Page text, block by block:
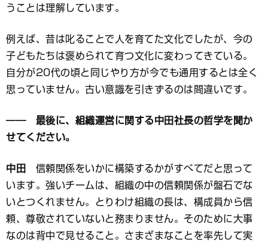
うことは理解しています。
例えば、昔は叱ることで人を育てた文化でしたが、今の
子どもたちは褒められて育つ文化に変わってきている。
自分が20代の頃と同じやり方が今でも通用するとは全く
思っていません。古い意識を引きずるのは間違いです。
―― 最後に、組織運営に関する中田社長の哲学を聞か
せてください。
中田
信頼関係をいかに構築するかがすべてだと思って
います。強いチームは、組織の中の信頼関係が盤石でな
いとつくれません。とりわけ組織の長は、構成員から信
頼、尊敬されていないと務まりません。そのために大事
なのは背中で見せること。さまざまなことを率先して実